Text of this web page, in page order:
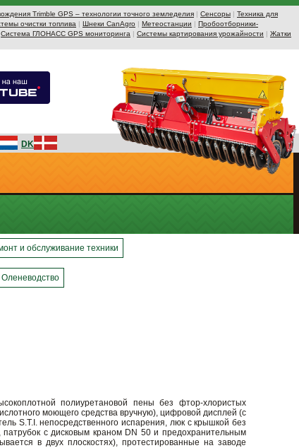
Trimble GPS – технологии точного земледелия | Сенсоры | Техника для
очистки топлива | Шнеки CanAgro | Метеостанции | Пробоотборники-
Система ГЛОНАСС GPS мониторинга | Системы картирования урожайности | Жатки
DK
и обслуживание техники
Оленеводство
полиуретановой пены без фтор-хлористых
моющего средства вручную), цифровой дисплей (с
S.T.I. непосредственного испарения, люк с крышкой без
с дисковым краном DN 50 и предохранительным
в двух плоскостях), протестированные на заводе